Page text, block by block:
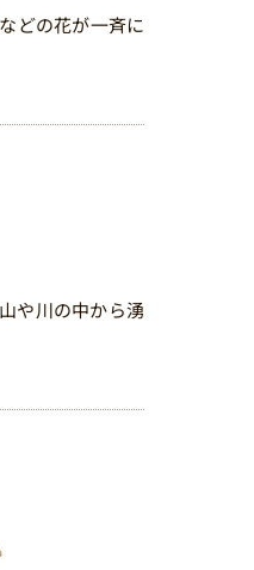
どの花が一斉に
や川の中から湧